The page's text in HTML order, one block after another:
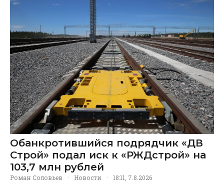
Обанкротившийся подрядчик «ДВ
Строй» подал иск к «РЖДстрой» на
103,7 млн рублей
Роман Соловьев · Новости · 18:11, 7.8.2026